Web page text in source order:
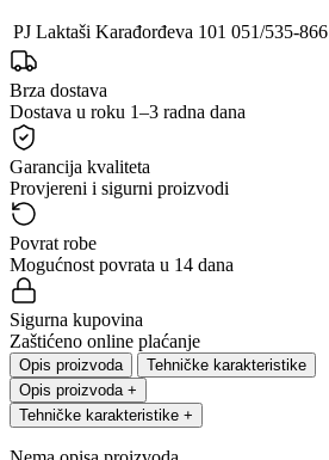
PJ Laktaši Karađorđeva 101 051/535-866
Brza dostava
Dostava u roku 1–3 radna dana
Garancija kvaliteta
Provjereni i sigurni proizvodi
Povrat robe
Mogućnost povrata u 14 dana
Sigurna kupovina
Zaštićeno online plaćanje
Opis proizvoda
Tehničke karakteristike
Opis proizvoda +
Tehničke karakteristike +